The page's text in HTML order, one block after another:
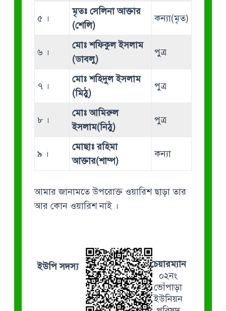
৫ ।
মৃতঃ সেলিনা আক্তার
(শেলি)
কন্যা(মৃত)
৬ ।
মোঃ শফিকুল ইসলাম
(ডাবলু)
পুত্র
৭ ।
মোঃ শহিদুল ইসলাম
(মিঠু)
পুত্র
৮ ।
মোঃ আমিরুল
ইসলাম(নিঠু)
পুত্র
৯ ।
মোছাঃ রহিমা
আক্তার(শাম্প)
কন্যা
আমার জানামতে উপরোক্ত ওয়ারিশ ছাড়া তার
আর কোন ওয়ারিশ নাই ।
ইউপি সদস্য
চেয়ারম্যান
০২নং
ভোঁপাড়া
ইউনিয়ন